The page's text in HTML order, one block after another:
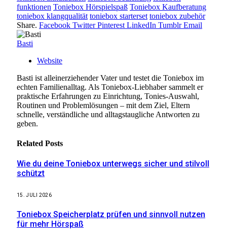
funktionen Toniebox Hörspielspaß Toniebox Kaufberatung
toniebox klangqualität toniebox starterset toniebox zubehör
Share. Facebook Twitter Pinterest LinkedIn Tumblr Email
Basti
Website
Basti ist alleinerziehender Vater und testet die Toniebox im
echten Familienalltag. Als Toniebox-Liebhaber sammelt er
praktische Erfahrungen zu Einrichtung, Tonies-Auswahl,
Routinen und Problemlösungen – mit dem Ziel, Eltern
schnelle, verständliche und alltagstaugliche Antworten zu
geben.
Related Posts
Wie du deine Toniebox unterwegs sicher und stilvoll
schützt
15. JULI 2026
Toniebox Speicherplatz prüfen und sinnvoll nutzen
für mehr Hörspaß